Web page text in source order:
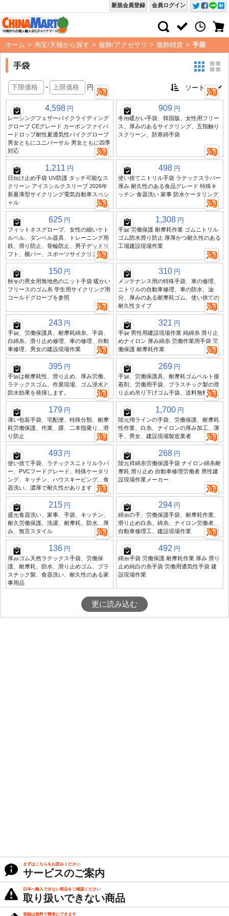
会員ログイン
新規会員登録
ホーム > 淘宝/天猫から探す > 服飾/アクセサリ > 服飾雑貨 > 手袋
手袋
- 円
4,598 円
レーシングフェザーバイクライディング
グローブ CEグレード カーボンファイバ
ードロップ耐性夏通気性バイクグローブ
男女ともにユニバーサル 男女ともに四季
対応
909 円
冬用暖かい手袋、韓国版、女性用フリー
ス、厚みのあるサイクリング、五指触り
スクリーン、防寒綿手袋
1,211 円
日焼け止め手袋 UV防護 タッチ可能なス
クリーン アイスシルクスリーブ 2026年
新夏薄型サイクリング電気自動車スペシ
ャル
498 円
使い捨てニトリル手袋 ラテックスラバー
厚み 耐久性のある食品グレード 特殊キ
ッチン 食器洗い 家事 防水ケータリング
625 円
フィットネスグローブ、女性の細いケト
ルベル、ダンベル器具、トレーニング用
鉄、滑り防止、骨輪防止、男子デッドリ
フト、横バー、スポーツサイクリング
1,308 円
手袋 労働保護 耐摩耗作業 ゴムニトリル
ゴム防水滑り防止 厚厚かつ耐久性のある
工場建設現場作業
150 円
秋冬の男女用無地色のニット手袋 暖かい
フリースのゴム糸 学生用サイクリング用
コールドグローブを参照
310 円
メンテナンス用の特殊手袋、車の修理、
ニトリルの自動車修理、車の防水、油
分、厚みのある耐摩耗ゴム、使い捨ての
耐久性タイプ
243 円
手袋、労働保護具、耐摩耗綿糸、手袋、
白綿糸、滑り止め修理、車の修理、自動
車修理、男女の建設現場作業
321 円
手袋 男性用建設現場作業 純綿糸 滑り止
めナイロン 厚み綿糸 労働作業用手袋 労
働保護 耐摩耗作業
395 円
手袋は耐摩耗性、滑り止め、厚み労働、
ラテックスゴム、作業現場、ゴム浸水と
防水効果を発揮します。
269 円
手袋、労働保護具、耐摩耗ゴムベルト接
着剤、労働用手袋、プラスチック製の滑
り止め吊り下げゴム手袋、送料無料
179 円
薄い包装手袋、宅配便、特殊分類、耐摩
耗労働保護、作業、露、二本指乗り、滑
り防止
1,700 円
陸元翔ラインの手袋、労働保護、耐摩耗
性作業、白糸、ナイロンの厚み加工、薄
手、男女、建設現場製造業者
493 円
使い捨て手袋、ラテックスニトリルラバ
ー、PVCフードグレード、特殊ケータリ
ング、キッチン、ハウスキーピング、食
器洗い、濃厚で耐久性があります
268 円
陸元祥綿糸労働保護手袋 ナイロン綿糸耐
摩耗 滑り止め 自動車修理労働者 男性建
設現場作業メーカー
215 円
盛光食器洗い、家事、手袋、キッチン、
耐久労働保護、洗濯、耐摩耗、防水、厚
み、無言スタイル
294 円
綿糸の手、労働保護手袋、耐摩耗作業、
滑り止め白糸、綿糸、ナイロン労働者、
自動車修理工、建設現場作業
136 円
厚みゴム天然ラテックス手袋、労働保
護、耐摩耗、防水、滑り止めゴム、プラ
スチック製、食器洗い、耐久性のある家
事用品
492 円
綿糸手袋 労働保護 耐摩耗作業 厚み 滑り
止め純白の糸手袋 労働用通気性手袋 建
設現場作業
更に読み込む
まずはこちらをお読みください
サービスのご案内
日本へ輸入できない商品をご確認ください
取り扱いできない商品
登録は無料で簡単にできます